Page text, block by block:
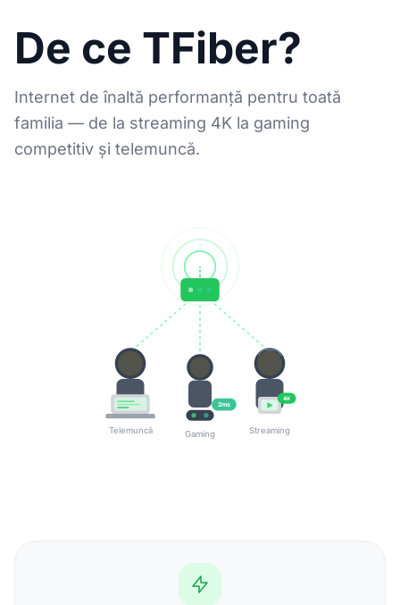
De ce TFiber?
Internet de înaltă performanță pentru toată
familia — de la streaming 4K la gaming
competitiv și telemuncă.
Telemuncă
2ms
Gaming
4K
Streaming